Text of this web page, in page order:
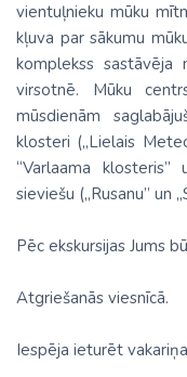
vientuļnieku mūku
kļuva par sākumu
komplekss
virsotnē. Mūku
mūsdienām
klosteri („Lielais
“Varlaama
sieviešu („Rusanu” un
Pēc ekskursijas Jums
Atgriešanās viesnīcā.
Iespēja ieturēt